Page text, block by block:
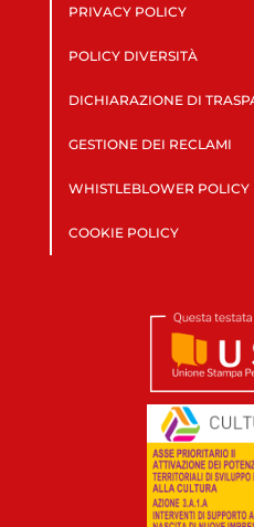
PRIVACY POLICY
POLICY DIVERSITÀ
DICHIARAZIONE DI
GESTIONE DEI RECLAMI
WHISTLEBLOWER POLICY
COOKIE POLICY